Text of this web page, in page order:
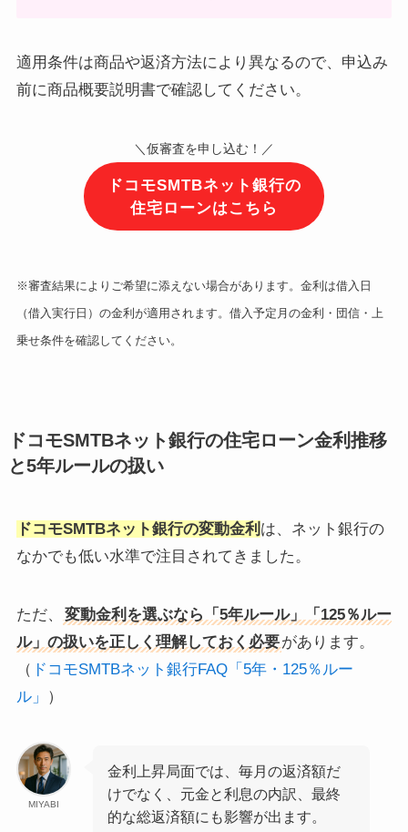
適用条件は商品や返済方法により異なるので、申込み
前に商品概要説明書で確認してください。
＼仮審査を申し込む！／
ドコモSMTBネット銀行の
住宅ローンはこちら
※審査結果によりご希望に添えない場合があります。金利は借入日
（借入実行日）の金利が適用されます。借入予定月の金利・団信・上
乗せ条件を確認してください。
ドコモSMTBネット銀行の住宅ローン金利推移
と5年ルールの扱い
ドコモSMTBネット銀行の変動金利 は、ネット銀行の
なかでも低い水準で注目されてきました。
ただ、
変動金利を選ぶなら「5年ルール」「125％ルー
ル」の扱いを正しく理解しておく必要があります。
（ ドコモSMTBネット銀行FAQ「5年・125％ルー
ル」
）
MIYABI
金利上昇局面では、毎月の返済額だ
けでなく、元金と利息の内訳、最終
的な総返済額にも影響が出ます。